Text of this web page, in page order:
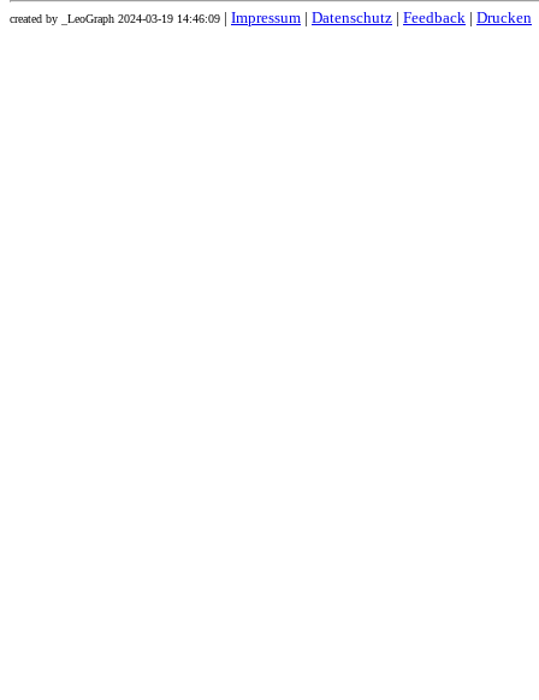
created by _LeoGraph 2024-03-19 14:46:09 Impressum Datenschutz Feedback Drucken